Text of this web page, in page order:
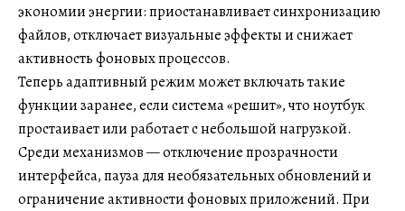
экономии энергии: приостанавливает синхронизацию
файлов, отключает визуальные эффекты и снижает
активность фоновых процессов.
Теперь адаптивный режим может включать такие
функции заранее, если система «решит», что ноутбук
простаивает или работает с небольшой нагрузкой.
Среди механизмов — отключение прозрачности
интерфейса, пауза для необязательных обновлений и
ограничение активности фоновых приложений. При